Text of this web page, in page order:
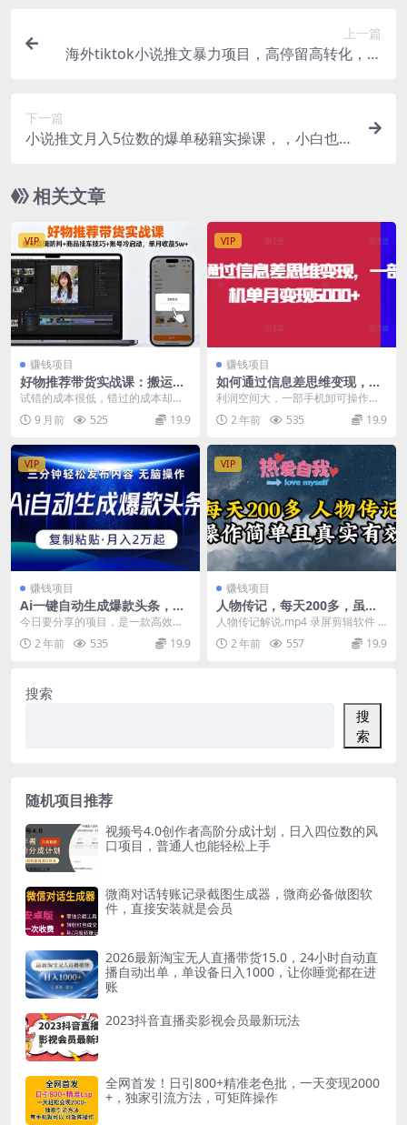
上一篇
海外tiktok小说推文暴力项目，高停留高转化，一
下一篇
小说推文月入5位数的爆单秘籍实操课，，小白也能
相关文章
VIP
赚钱项目
好物推荐带货实战课：搬运剪
辑防判+商品挂车技巧+账号冷
启动，单月收益5w+
试错的成本很低，错过的成本却很
高 视频带货到变现，从入门到精通
一站式服务 课程目...
9 月前 525 19.9
VIP
赚钱项目
如何通过信息差思维变现，一
部手机单月变现6000+
利润空间大，一部手机卸可操作，
多劳多得，无需养号，无需引流，
无需剪辑视频空闲时间...
2 年前 535 19.9
VIP
赚钱项目
Ai一键自动生成爆款头条，三
分钟快速生成，复制粘贴即可
完成， 月入2万+
今日要分享的项目，是一款高效抄
书软件的应用，其操作简便至极，
几乎无需动脑，学生宝...
2 年前 535 19.9
VIP
赚钱项目
人物传记，每天200多，虽然
不多但贵在真实，亲自做的项
目
人物传记解说.mp4 录屏剪辑软件
资源下载地址
2 年前 557 19.9
搜索
搜
索
随机项目推荐
视频号4.0创作者高阶分成计划，日入四位数的风
口项目，普通人也能轻松上手
微商对话转账记录截图生成器，微商必备做图软
件，直接安装就是会员
2026最新淘宝无人直播带货15.0，24小时自动直
播自动出单，单设备日入1000，让你睡觉都在进
账
2023抖音直播卖影视会员最新玩法
全网首发！日引800+精准老色批，一天变现2000
+，独家引流方法，可矩阵操作